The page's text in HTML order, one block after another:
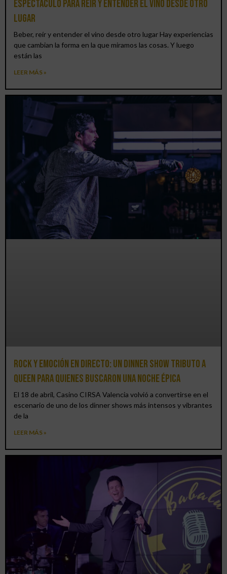
espectáculo para reír y entender el vino desde otro
lugar
Beber, reír y entender el vino desde otro lugar Hay experiencias
que cambian la forma en la que miramos las cosas. Y luego
están las
LEER MÁS »
Rock y emoción en directo: un Dinner Show Tributo a
Queen para quienes buscaron una noche épica
El 18 de abril, Casino CIRSA Valencia volvió a convertirse en el
escenario de uno de los dinner shows más intensos y vibrantes
de la
LEER MÁS »